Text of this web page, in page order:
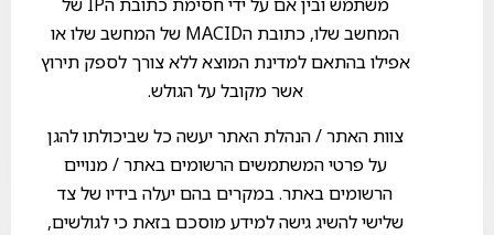
המחשב שלו, כתובת הMACID של המחשב שלו או
אפילו בהתאם למדינת המוצא ללא צורך לספק תירוץ
אשר מקובל על הגולש.
צוות האתר / הנהלת האתר יעשה כל שביכולתו להגן
על פרטי המשתמשים הרשומים באתר / מנויים
הרשומים באתר. במקרים בהם יעלה בידיו של צד
שלישי להשיג גישה למידע מוסכם בזאת כי לגולשים,